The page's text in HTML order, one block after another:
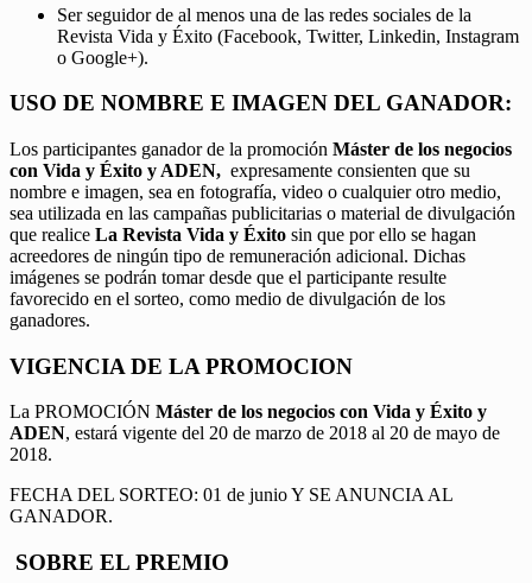
Ser seguidor de al menos una de las redes sociales de la
Revista Vida y Éxito (Facebook, Twitter, Linkedin, Instagram
o Google+).
USO DE NOMBRE E IMAGEN DEL GANADOR:
Los participantes ganador de la promoción Máster de los negocios
con Vida y Éxito y ADEN, expresamente consienten que su
nombre e imagen, sea en fotografía, video o cualquier otro medio,
sea utilizada en las campañas publicitarias o material de divulgación
que realice La Revista Vida y Éxito sin que por ello se hagan
acreedores de ningún tipo de remuneración adicional. Dichas
imágenes se podrán tomar desde que el participante resulte
favorecido en el sorteo, como medio de divulgación de los
ganadores.
VIGENCIA DE LA PROMOCION
La PROMOCIÓN Máster de los negocios con Vida y Éxito y
ADEN, estará vigente del 20 de marzo de 2018 al 20 de mayo de
2018.
FECHA DEL SORTEO: 01 de junio Y SE ANUNCIA AL
GANADOR.
SOBRE EL PREMIO